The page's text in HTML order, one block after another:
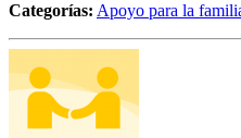
Categorías: Apoyo para la